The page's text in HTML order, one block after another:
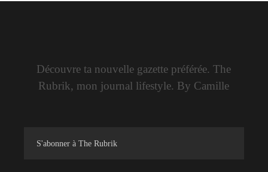
Découvre ta nouvelle gazette préférée. The
Rubrik, mon journal lifestyle. By Camille